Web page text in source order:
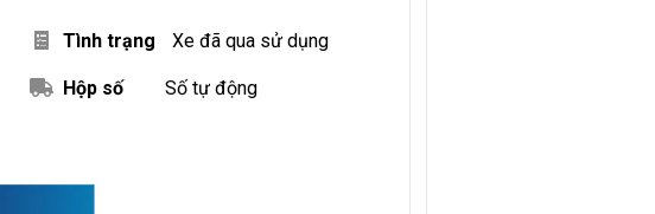
Tình trạng Xe đã qua sử dụng
Hộp số Số tự động